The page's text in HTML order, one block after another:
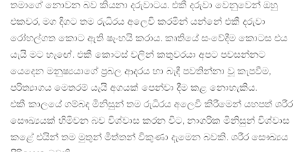
තමාගේ නොවන බව කියනා දරුවාටය. එකී දරුවා වෙනුවෙන් ඔහු
එකවර, මග දිගට තම රුධිරය අලෙවි කරමින් යන්නේ එකී දරුවා
රෝහල්ගත කොට ඇති ෂැංහයි කරාය. කෘතියේ සංවේදීම කොටස එය
යැයි මට හැඟේ. එකී කොටස් වලින් කතුවරයා අපට පවසන්නට
යෙදෙන මනුෂ්‍යයාගේ ප්‍රබල ආදරය හා බැඳී පවතින්නා වූ කැපවීම,
පරිත්‍යාගය මෙතරම් යැයි අගයක් පෙන්වා දීම කළ නොහැකිය.
එකී කාලයේ ගම්බද මිනිසුන් තම රුධිරය අලෙවි කිරීමෙන් යහපත් ශරීර
සෞඛ්‍යයක් හිමිවන බව විශ්වාස කරන විට, නාගරික මිනිසුන් විශ්වාස
කළේ එයින් තම මුතුන් මිත්තන් විකුණා දැමෙන බවකි. ශරීර සෞඛ්‍යය